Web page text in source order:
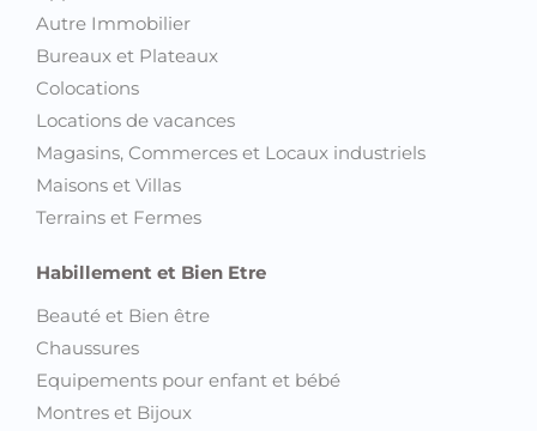
Autre Immobilier
Bureaux et Plateaux
Colocations
Locations de vacances
Magasins, Commerces et Locaux industriels
Maisons et Villas
Terrains et Fermes
Habillement et Bien Etre
Beauté et Bien être
Chaussures
Equipements pour enfant et bébé
Montres et Bijoux